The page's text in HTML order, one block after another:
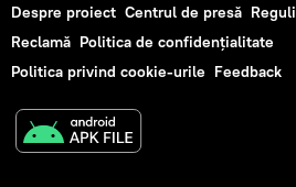
Despre proiect Centrul de presă Reguli
Reclamă Politica de confidențialitate
Politica privind cookie-urile Feedback